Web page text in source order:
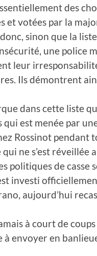
des
et votées par la
sinon que la
une police
leur
Ils démontrent
dans cette liste
est menée par
Rossinot
ne s’est
politiques de casse
investi
aujourd’hui
à court de
à envoyer en